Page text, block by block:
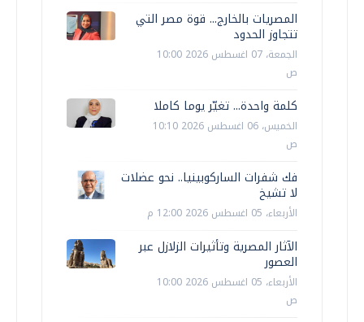
المصريات بالخارج... قوة مصر التي
تتجاوز الحدود
الجمعة، 07 اغسطس 2026 10:00
ص
كلمة واحدة... تغيّر يوما كاملا
الخميس، 06 اغسطس 2026 10:10
ص
فك شفرات الساركوبينيا.. نحو عضلات
لا تشيخ
الأربعاء، 05 اغسطس 2026 12:00 م
الآثار المصرية وتأثيرات الزلازل عبر
العصور
الأربعاء، 05 اغسطس 2026 10:00
ص